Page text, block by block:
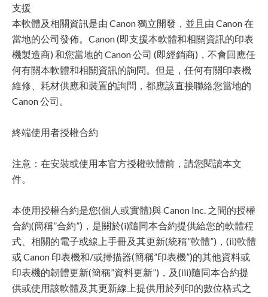
支援
本軟體及相關資訊是由 Canon 獨立開發，並且由 Canon 在
當地的公司發佈。Canon (即支援本軟體和相關資訊的印表
機製造商) 和您當地的 Canon 公司 (即經銷商)，不會回應任
何有關本軟體和相關資訊的詢問。但是，任何有關印表機
維修、耗材供應和裝置的詢問，都應該直接聯絡您當地的
Canon 公司。
終端使用者授權合約
注意：在安裝或使用本官方授權軟體前，請您閱讀本文
件。
本使用授權合約是您(個人或實體)與 Canon Inc. 之間的授權
合約(簡稱”合約”)，是關於(i)隨同本合約提供給您的軟體程
式、相關的電子或線上手冊及其更新(統稱”軟體”)，(ii)軟體
或 Canon 印表機和/或掃描器(簡稱”印表機”)的其他資料或
印表機的韌體更新(簡稱”資料更新”)，及(iii)隨同本合約提
供或使用該軟體及其更新線上提供用於列印的數位格式之